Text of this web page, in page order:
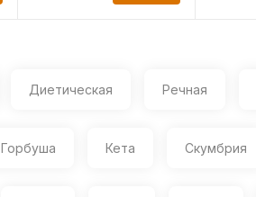
Диетическая Речная
Горбуша Кета Скумбрия